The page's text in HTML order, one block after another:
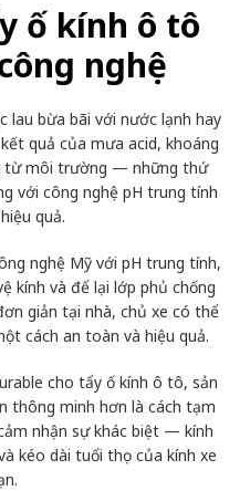
ố kính ô tô
nghệ
lau bừa bãi với nước lạnh hay
quả của mưa acid, khoáng
từ môi trường — những thứ
với công nghệ pH trung tính
quả.
nghệ Mỹ với pH trung tính,
kính và để lại lớp phủ chống
giản tại nhà, chủ xe có thể
cách an toàn và hiệu quả.
cho tẩy ố kính ô tô, sản
thông minh hơn là cách tạm
nhận sự khác biệt — kính
kéo dài tuổi thọ của kính xe